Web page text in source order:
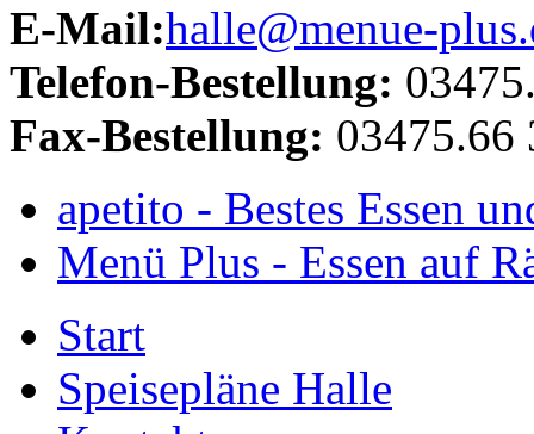
E-Mail:halle@menue-
Telefon-Bestellung:
Fax-Bestellung: 03475.66
apetito - Bestes Essen
Menü Plus - Essen auf
Start
Speisepläne Halle